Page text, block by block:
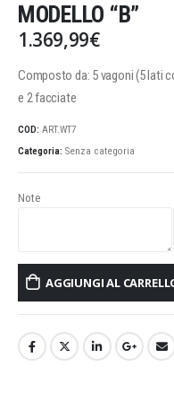
MODELLO “B”
1.369,99€
Composto da: 5 vagoni (5 lati
e 2 facciate
COD: ART.WT7
Categoria: Senza categoria
Note
AGGIUNGI AL